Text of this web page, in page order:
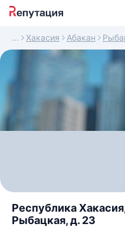
Хакасия Абакан
Республика
Рыбацкая, д. 23